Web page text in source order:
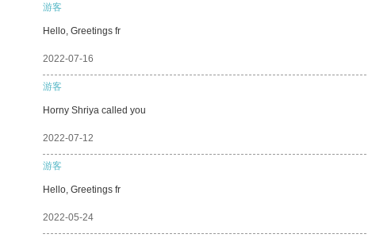
游客
Hello, Greetings fr
2022-07-16
游客
Horny Shriya called you
2022-07-12
游客
Hello, Greetings fr
2022-05-24